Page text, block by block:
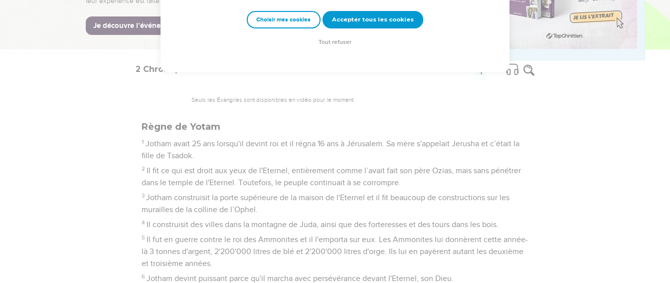
Le reste des actes d'Ozias, des premiers aux derniers, a été décrit par le prophète Esaïe, fils d'Amots.
23 Ozias se coucha avec ses ancêtres et on l'enterra à leurs côtés dans le cimetière réservé aux rois, car on
disait : « Il est lépreux. » Son fils Jotham devint roi à sa place.
2 Chroniques
Seuls les Évangiles sont disponibles en vidéo pour le moment.
Règne de Yotam
1 Jotham avait 25 ans lorsqu'il devint roi et il régna 16 ans à Jérusalem. Sa mère s'appelait Jerusha et c’était la
fille de Tsadok.
2 Il fit ce qui est droit aux yeux de l'Eternel, entièrement comme l’avait fait son père Ozias, mais sans pénétrer
dans le temple de l'Eternel. Toutefois, le peuple continuait à se corrompre.
3 Jotham construisit la porte supérieure de la maison de l'Eternel et il fit beaucoup de constructions sur les
murailles de la colline de l’Ophel.
4 Il construisit des villes dans la montagne de Juda, ainsi que des forteresses et des tours dans les bois.
5 Il fut en guerre contre le roi des Ammonites et il l'emporta sur eux. Les Ammonites lui donnèrent cette année-
là 3 tonnes d'argent, 2'200'000 litres de blé et 2'200'000 litres d'orge. Ils lui en payèrent autant les deuxième
et troisième années.
6 Jotham devint puissant parce qu'il marcha avec persévérance devant l'Eternel, son Dieu.
Choisir mes cookies Accepter tous les cookies
Tout refuser